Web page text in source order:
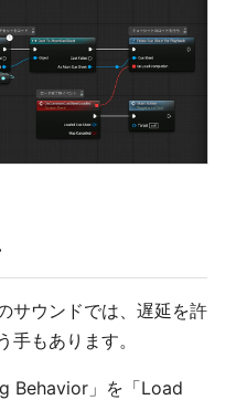
サウンドでは、遅延を許
もあります。
Behavior」を「Load